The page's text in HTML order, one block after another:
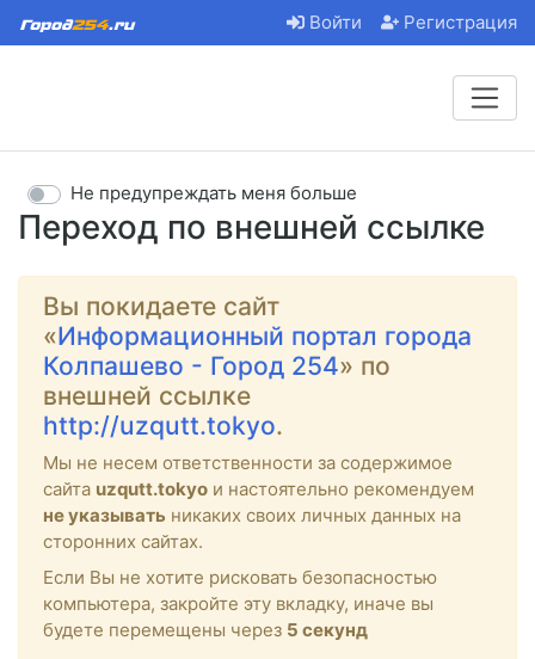
Войти Регистрация
Переход по внешней ссылке
Не предупреждать меня больше
Вы покидаете сайт
«Информационный портал города
Колпашево - Город 254» по
внешней ссылке
http://uzqutt.tokyo.
Мы не несем ответственности за содержимое
сайта uzqutt.tokyo и настоятельно рекомендуем
не указывать никаких своих личных данных на
сторонних сайтах.
Если Вы не хотите рисковать безопасностью
компьютера, закройте эту вкладку, иначе вы
будете перемещены через 5 секунд